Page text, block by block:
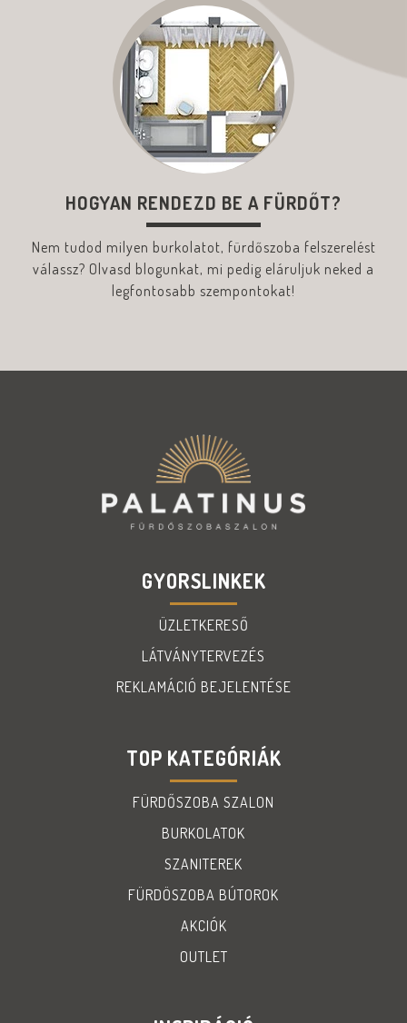
HOGYAN RENDEZD BE A FÜRDŐT?
Nem tudod milyen burkolatot, fürdőszoba felszerelést
válassz? Olvasd blogunkat, mi pedig eláruljuk neked a
legfontosabb szempontokat!
GYORSLINKEK
ÜZLETKERESŐ
LÁTVÁNYTERVEZÉS
REKLAMÁCIÓ BEJELENTÉSE
TOP KATEGÓRIÁK
FÜRDŐSZOBA SZALON
BURKOLATOK
SZANITEREK
FÜRDÖSZOBA BÚTOROK
AKCIÓK
OUTLET